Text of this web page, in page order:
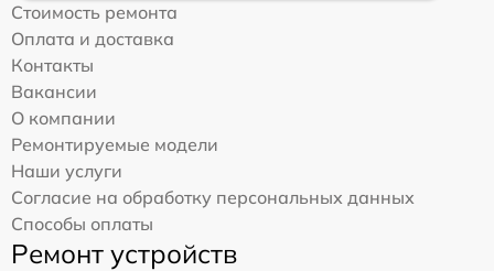
Стоимость ремонта
Оплата и доставка
Контакты
Вакансии
О компании
Ремонтируемые модели
Наши услуги
Согласие на обработку персональных данных
Способы оплаты
Ремонт устройств